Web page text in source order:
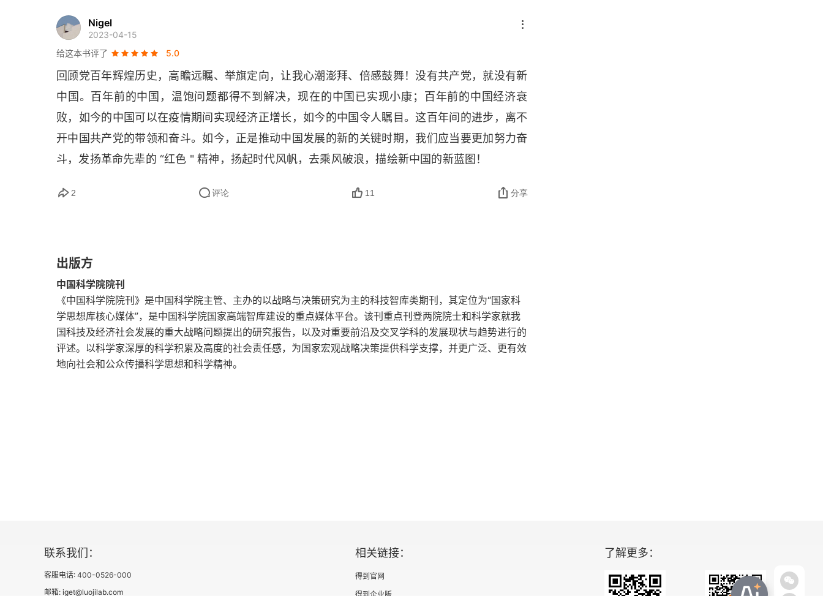
直面挑战追梦核裂变能可持续发展——“未来先进核裂变能——ADS嬗变系统”战略性先导科技专项及进
展
我国油品对机动车尾气排放的影响及升级经济性分析
科研进展
世界互联中的创业生态系统
日本“福岛核事故”灾后救援现场亲历与思考
向科研欺诈宣战
Nigel
2023-04-15
给这本书评了
5.0
回顾党百年辉煌历史，高瞻远瞩、举旗定向，让我心潮澎拜、倍感鼓舞！没有共产党，就没有新
中国。百年前的中国，温饱问题都得不到解决，现在的中国已实现小康；百年前的中国经济衰
败，如今的中国可以在疫情期间实现经济正增长，如今的中国令人瞩目。这百年间的进步，离不
开中国共产党的带领和奋斗。如今，正是推动中国发展的新的关键时期，我们应当要更加努力奋
斗，发扬革命先辈的 “红色 " 精神，扬起时代风帆，去乘风破浪，描绘新中国的新蓝图！
2 评论 11 分享
出版方
中国科学院院刊
《中国科学院院刊》是中国科学院主管、主办的以战略与决策研究为主的科技智库类期刊，其定位为“国家科
学思想库核心媒体”，是中国科学院国家高端智库建设的重点媒体平台。该刊重点刊登两院院士和科学家就我
国科技及经济社会发展的重大战略问题提出的研究报告，以及对重要前沿及交叉学科的发展现状与趋势进行的
评述。以科学家深厚的科学积累及高度的社会责任感，为国家宏观战略决策提供科学支撑，并更广泛、更有效
地向社会和公众传播科学思想和科学精神。
联系我们：
客服电话: 400-0526-000
邮箱: iget@luojilab.com
相关链接：
得到官网
了解更多：